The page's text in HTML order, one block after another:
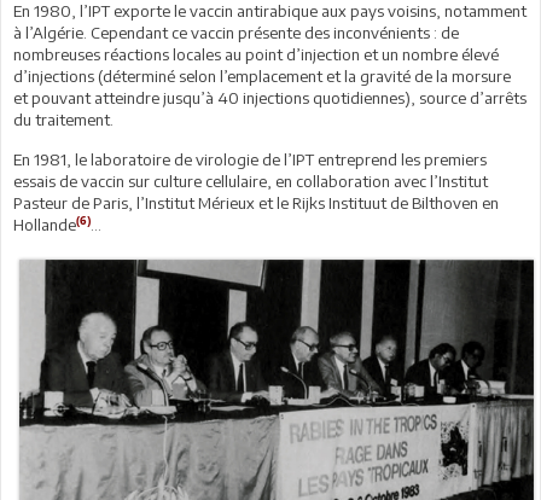
En 1980, l’IPT exporte le vaccin antirabique aux pays voisins, notamment
à l’Algérie. Cependant ce vaccin présente des inconvénients : de
nombreuses réactions locales au point d’injection et un nombre élevé
d’injections (déterminé selon l’emplacement et la gravité de la morsure
et pouvant atteindre jusqu’à 40 injections quotidiennes), source d’arrêts
du traitement.
En 1981, le laboratoire de virologie de l’IPT entreprend les premiers
essais de vaccin sur culture cellulaire, en collaboration avec l’Institut
Pasteur de Paris, l’Institut Mérieux et le Rijks Instituut de Bilthoven en
Hollande(6)